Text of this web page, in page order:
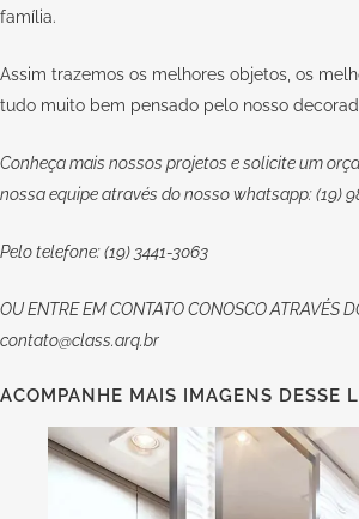
família.
Assim trazemos os melhores objetos, os
tudo muito bem pensado pelo nosso
Conheça mais nossos projetos e solicite um
nossa equipe através do nosso whatsapp: (19)
Pelo telefone: (19) 3441-3063
OUENTRE EM CONTATO CONOSCOATRAVÉS
contato@class.arq.br
ACOMPANHE MAIS IMAGENS DESSE